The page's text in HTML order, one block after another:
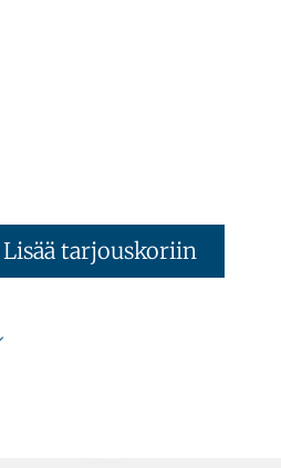
Lisää tarjouskoriin